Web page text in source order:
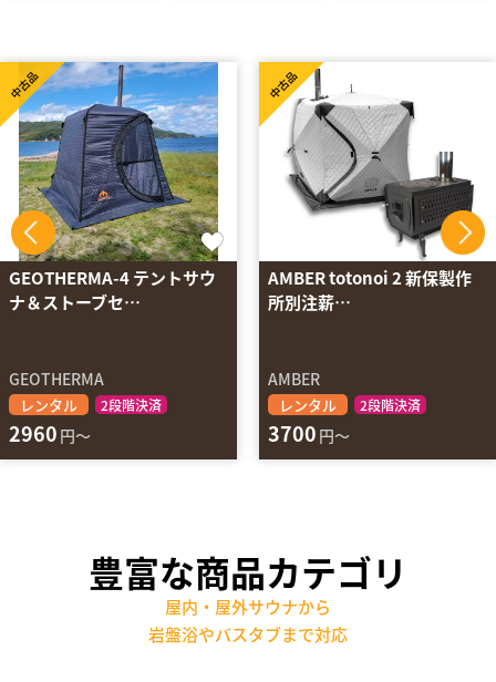
AMBER totonoi 2 新保製作
所別注薪…
AMBER
レンタル 2段階決済
中古品
3700 円～
AMBER totonoi 2 ホンマ製
作所製 …
AMBER
レンタル 2段階決済
中古品
3700 円～
豊富な商品カテゴリ
屋内・屋外サウナから
岩盤浴やバスタブまで対応